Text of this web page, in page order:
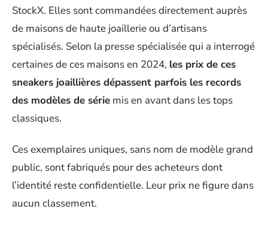
StockX. Elles sont commandées directement auprès
de maisons de haute joaillerie ou d’artisans
spécialisés. Selon la presse spécialisée qui a interrogé
certaines de ces maisons en 2024, les prix de ces
sneakers joaillières dépassent parfois les records
des modèles de série mis en avant dans les tops
classiques.
Ces exemplaires uniques, sans nom de modèle grand
public, sont fabriqués pour des acheteurs dont
l’identité reste confidentielle. Leur prix ne figure dans
aucun classement.